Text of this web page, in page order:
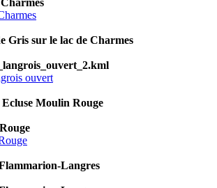
Gris sur le lac de Charmes
ouvert
Moulin Rouge
Langres